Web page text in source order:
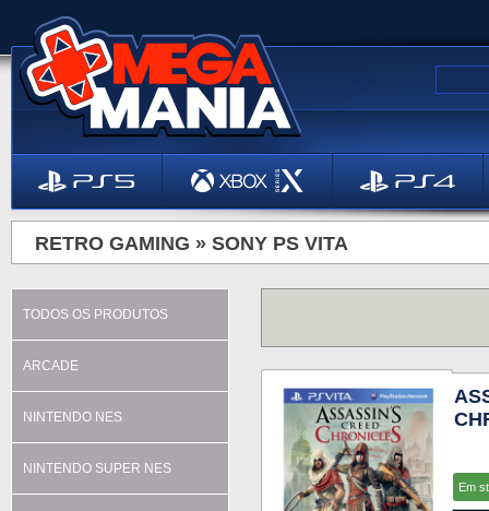
RETRO GAMING » SONY PS VITA
TODOS OS PRODUTOS
ARCADE
NINTENDO NES
NINTENDO SUPER NES
Em